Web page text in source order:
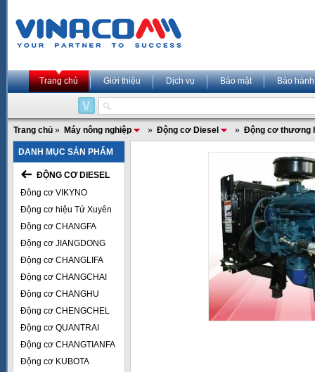
Trang chủ Giới thiệu Dịch vụ Bảo mật Bảo hành
Trang chủ » Máy nông nghiệp » Động cơ Diesel » Động cơ thương
DANH MỤC SẢN PHẨM
ĐỘNG CƠ DIESEL
Đông cơ VIKYNO
Động cơ hiệu Tứ Xuyên
Động cơ CHANGFA
Động cơ JIANGDONG
Động cơ CHANGLIFA
Động cơ CHANGCHAI
Động cơ CHANGHU
Động cơ CHENGCHEL
Động cơ QUANTRAI
Động cơ CHANGTIANFA
Động cơ KUBOTA